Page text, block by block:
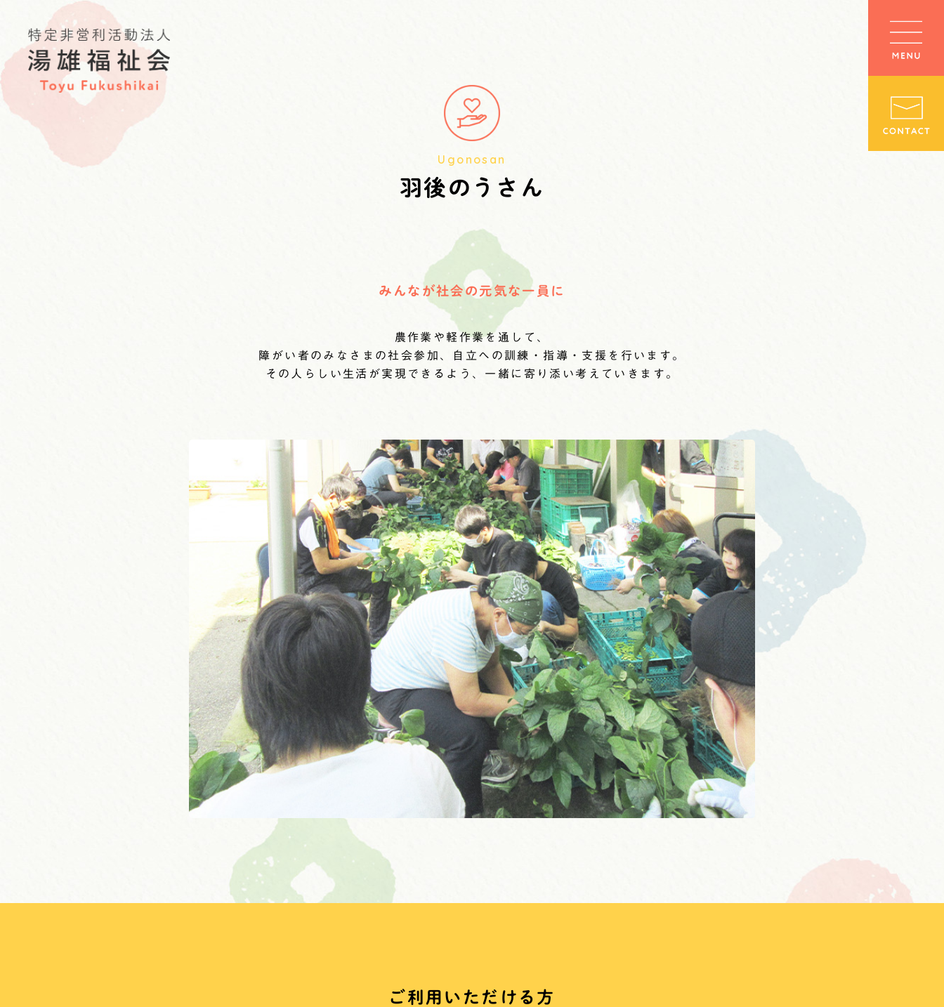
Ugonosan
羽後のうさん
みんなが社会の元気な一員に
農作業や軽作業を通して、
障がい者のみなさまの社会参加、自立への訓練・指導・支援を行います。
その人らしい生活が実現できるよう、一緒に寄り添い考えていきます。
ご利用いただける方